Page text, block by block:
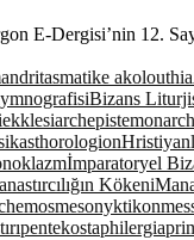
E-Dergisi’nin 12.
asmatike akolouthia
Bizans
ekklesiarch
horologion
İmparatoryel
Kökeni
mesonyktikon
pentekostaphilergia